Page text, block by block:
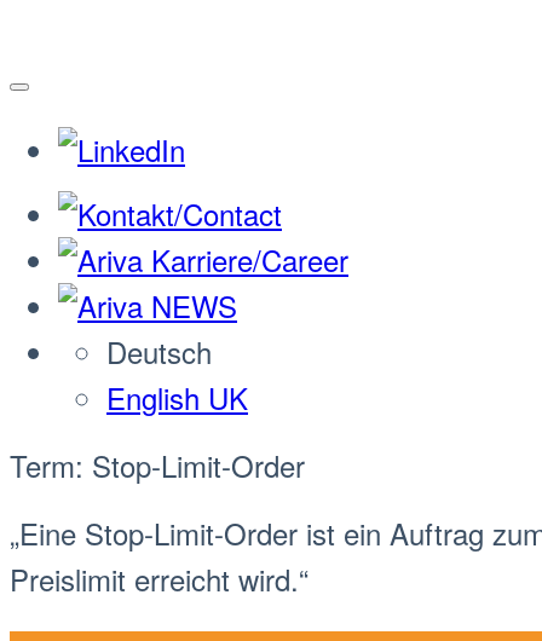
Deutsch
English UK
Term: Stop-Limit-Order
„Eine Stop-Limit-Order ist ein Auftrag
Preislimit erreicht wird.“